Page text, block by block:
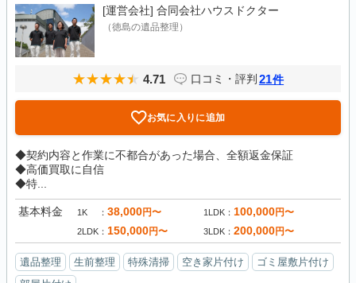
[運営会社] 合同会社ハウスドクター
（徳島の遺品整理）
4.71 口コミ・評判 21件
お気に入りに追加
◆契約内容と作業に不都合があった場合、全額返金保証
◆高価買取に自信
◆特...
基本料金 1K 38,000円〜 1LDK 100,000円〜
2LDK 150,000円〜 3LDK 200,000円〜
遺品整理 生前整理 特殊清掃 空き家片付け
ゴミ屋敷片付け